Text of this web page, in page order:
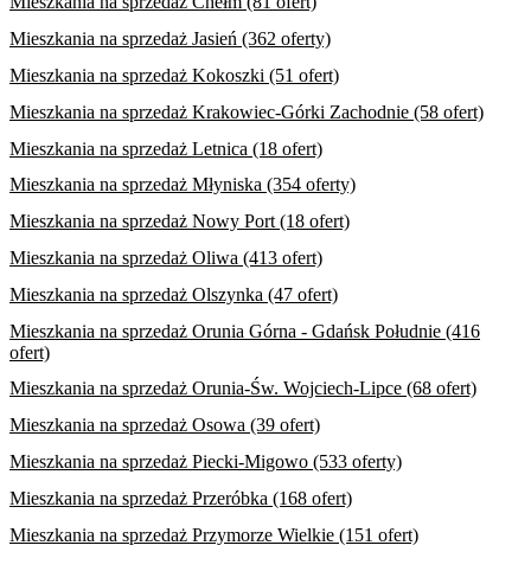
Mieszkania na sprzedaż Jasień (362 oferty)
Mieszkania na sprzedaż Kokoszki (51 ofert)
Mieszkania na sprzedaż Krakowiec-Górki Zachodnie (58 ofert)
Mieszkania na sprzedaż Letnica (18 ofert)
Mieszkania na sprzedaż Młyniska (354 oferty)
Mieszkania na sprzedaż Nowy Port (18 ofert)
Mieszkania na sprzedaż Oliwa (413 ofert)
Mieszkania na sprzedaż Olszynka (47 ofert)
Mieszkania na sprzedaż Orunia Górna - Gdańsk Południe (416
ofert)
Mieszkania na sprzedaż Orunia-Św. Wojciech-Lipce (68 ofert)
Mieszkania na sprzedaż Osowa (39 ofert)
Mieszkania na sprzedaż Piecki-Migowo (533 oferty)
Mieszkania na sprzedaż Przeróbka (168 ofert)
Mieszkania na sprzedaż Przymorze Wielkie (151 ofert)